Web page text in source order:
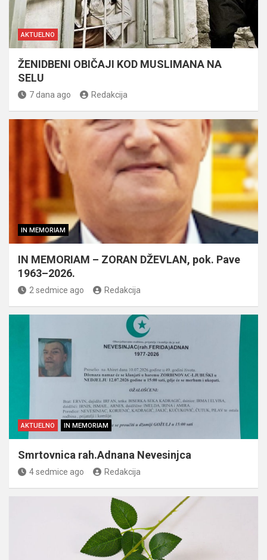
AKTUELNO
ŽENIDBENI OBIČAJI KOD MUSLIMANA NA
SELU
7 dana ago Redakcija
IN MEMORIAM
IN MEMORIAM – ZORAN DŽEVLAN, pok. Pave
1963–2026.
2 sedmice ago Redakcija
AKTUELNO IN MEMORIAM
Smrtovnica rah.Adnana Nevesinjca
4 sedmice ago Redakcija